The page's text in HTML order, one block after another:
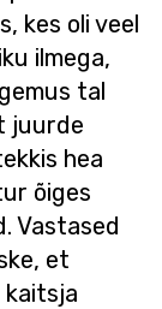
kes oli veel
ilmega,
tal
juurde
hea
õiges
Vastased
et
kaitsja